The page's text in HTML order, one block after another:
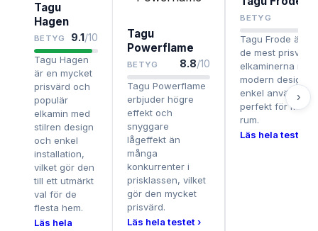
Tagu
Hagen
BETYG 9.1/10
Tagu Hagen
är en mycket
prisvärd och
populär
elkamin med
stilren design
och enkel
installation,
vilket gör den
till ett utmärkt
val för de
flesta hem.
Läs hela
Tagu
Powerflame
BETYG 8.8/10
Tagu Powerflame
erbjuder högre
effekt och
snyggare
lågeffekt än
många
konkurrenter i
prisklassen, vilket
gör den mycket
prisvärd.
Läs hela testet ›
BETYG
Tagu Frode är
de mest
elkaminerna med
modern design
enkel
perfekt för
rum.
Läs hela testet ›
›